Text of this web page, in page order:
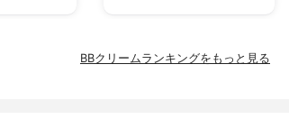
BBクリームランキングをもっと見る